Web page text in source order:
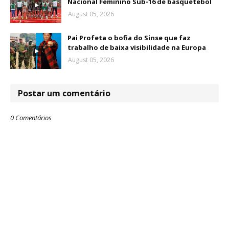
August 05, 2026
Pai Profeta o bofia do Sinse que faz
trabalho de baixa visibilidade na Europa
August 05, 2026
Postar um comentário
0 Comentários